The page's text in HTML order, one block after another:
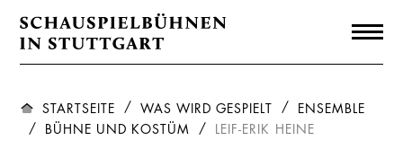
STARTSEITE WAS WIRD GESPIELT
ENSEMBLE
BÜHNE UND KOSTÜM
LEIF-ERIK HEINE